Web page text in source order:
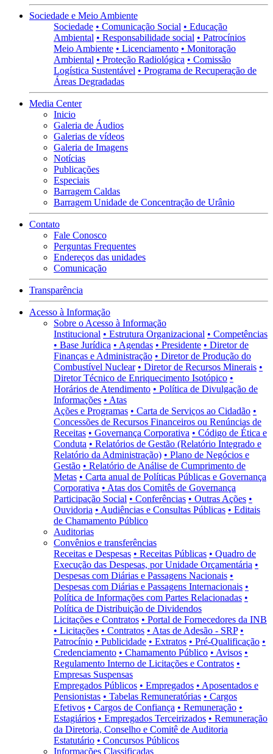
Sociedade e Meio Ambiente
Sociedade • Comunicação Social • Educação
Ambiental • Responsabilidade social • Patrocínios
Meio Ambiente • Licenciamento • Monitoração
Ambiental • Proteção Radiológica • Comissão
Logística Sustentável • Programa de Recuperação de
Áreas Degradadas
Media Center
Inicio
Galeria de Áudios
Galerias de vídeos
Galeria de Imagens
Notícias
Publicações
Especiais
Barragem Caldas
Barragem Unidade de Concentração de Urânio
Contato
Fale Conosco
Perguntas Frequentes
Endereços das unidades
Comunicação
Transparência
Acesso à Informação
Sobre o Acesso à Informação
Institucional • Estrutura Organizacional • Competências
• Base Jurídica • Agendas • Presidente • Diretor de
Finanças e Administração • Diretor de Produção do
Combustível Nuclear • Diretor de Recursos Minerais •
Diretor Técnico de Enriquecimento Isotópico •
Horários de Atendimento • Política de Divulgação de
Informações • Atas
Ações e Programas • Carta de Serviços ao Cidadão •
Concessões de Recursos Financeiros ou Renúncias de
Receitas • Governança Corporativa • Código de Ética e
Conduta • Relatórios de Gestão (Relatório Integrado e
Relatório da Administração) • Plano de Negócios e
Gestão • Relatório de Análise de Cumprimento de
Metas • Carta anual de Políticas Públicas e Governança
Corporativa • Atas dos Comitês de Governança
Participação Social • Conferências • Outras Ações •
Ouvidoria • Audiências e Consultas Públicas • Editais
de Chamamento Público
Auditorias
Convênios e transferências
Receitas e Despesas • Receitas Públicas • Quadro de
Execução das Despesas, por Unidade Orçamentária •
Despesas com Diárias e Passagens Nacionais •
Despesas com Diárias e Passagens Internacionais •
Política de Informações com Partes Relacionadas •
Política de Distribuição de Dividendos
Licitações e Contratos • Portal de Fornecedores da INB
• Licitações • Contratos • Atas de Adesão - SRP •
Patrocínio • Publicidade • Extratos • Pré-Qualificação •
Credenciamento • Chamamento Público • Avisos •
Regulamento Interno de Licitações e Contratos •
Empresas Suspensas
Empregados Públicos • Empregados • Aposentados e
Pensionistas • Tabelas Remuneratórias • Cargos
Efetivos • Cargos de Confiança • Remuneração •
Estagiários • Empregados Terceirizados • Remuneração
da Diretoria, Conselho e Comitê de Auditoria
Estatutário • Concursos Públicos
Informações Classificadas